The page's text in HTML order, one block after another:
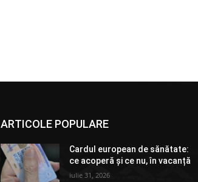
ARTICOLE POPULARE
Cardul european de sănătate:
ce acoperă și ce nu, în vacanță
iulie 31, 2026